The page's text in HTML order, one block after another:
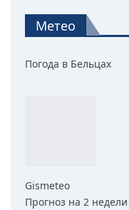
Метео
Погода в Бельцах
Gismeteo
Прогноз на 2 недели